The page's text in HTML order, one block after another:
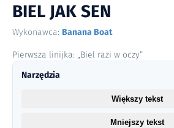
BIEL JAK SEN
Wykonawca: Banana Boat
Pierwsza linijka: „Biel razi w oczy”
Narzędzia
Większy tekst
Mniejszy tekst